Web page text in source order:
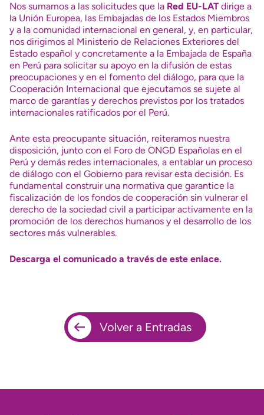
Nos sumamos a las solicitudes que la Red EU-LATdirige a
la Unión Europea, las Embajadas de los Estados Miembros
y a la comunidad internacional en general, y, en particular,
nos dirigimos al Ministerio de Relaciones Exteriores del
Estado español y concretamente a la Embajada de España
en Perú para solicitar su apoyo en la difusión de estas
preocupaciones y en el fomento del diálogo, para que la
Cooperación Internacional que ejecutamos se sujete al
marco de garantías y derechos previstos por los tratados
internacionales ratificados por el Perú.
Ante esta preocupante situación, reiteramos nuestra
disposición, junto con el Foro de ONGD Españolas en el
Perú y demás redes internacionales, a entablar un proceso
de diálogo con el Gobierno para revisar esta decisión. Es
fundamental construir una normativa que garantice la
fiscalización de los fondos de cooperación sin vulnerar el
derecho de la sociedad civil a participar activamente en la
promoción de los derechos humanos y el desarrollo de los
sectores más vulnerables.
Descarga el comunicado a través de este enlace.
Volver a Entradas